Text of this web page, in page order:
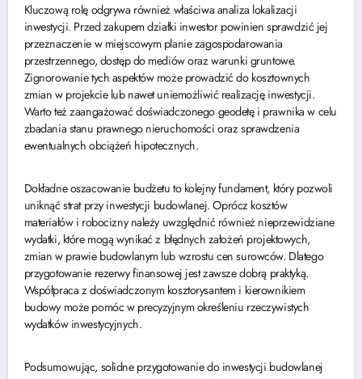
Kluczową rolę odgrywa również właściwa analiza lokalizacji
inwestycji. Przed zakupem działki inwestor powinien sprawdzić jej
przeznaczenie w miejscowym planie zagospodarowania
przestrzennego, dostęp do mediów oraz warunki gruntowe.
Zignorowanie tych aspektów może prowadzić do kosztownych
zmian w projekcie lub nawet uniemożliwić realizację inwestycji.
Warto też zaangażować doświadczonego geodetę i prawnika w celu
zbadania stanu prawnego nieruchomości oraz sprawdzenia
ewentualnych obciążeń hipotecznych.
Dokładne oszacowanie budżetu to kolejny fundament, który pozwoli
uniknąć strat przy inwestycji budowlanej. Oprócz kosztów
materiałów i robocizny należy uwzględnić również nieprzewidziane
wydatki, które mogą wynikać z błędnych założeń projektowych,
zmian w prawie budowlanym lub wzrostu cen surowców. Dlatego
przygotowanie rezerwy finansowej jest zawsze dobrą praktyką.
Współpraca z doświadczonym kosztorysantem i kierownikiem
budowy może pomóc w precyzyjnym określeniu rzeczywistych
wydatków inwestycyjnych.
Podsumowując, solidne przygotowanie do inwestycji budowlanej